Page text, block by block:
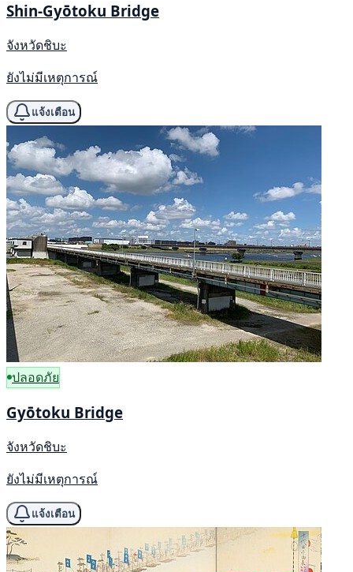
Shin-Gyōtoku Bridge
จังหวัดชิบะ
ยังไม่มีเหตุการณ์
แจ้งเตือน
ปลอดภัย
Gyōtoku Bridge
จังหวัดชิบะ
ยังไม่มีเหตุการณ์
แจ้งเตือน